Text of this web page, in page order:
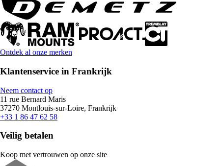
Ontdek al onze merken
Klantenservice in Frankrijk
Neem contact op
11 rue Bernard Maris
37270 Montlouis-sur-Loire, Frankrijk
+33 1 86 47 62 58
Veilig betalen
Koop met vertrouwen op onze site